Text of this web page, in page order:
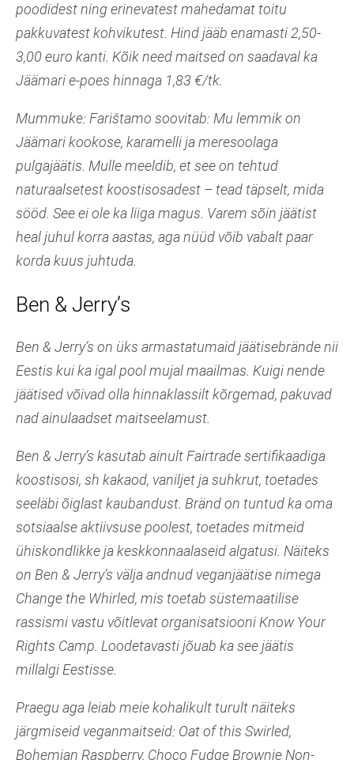
poodidest ning erinevatest mahedamat toitu
pakkuvatest kohvikutest. Hind jääb enamasti 2,50-
3,00 euro kanti. Kõik need maitsed on saadaval ka
Jäämari e-poes hinnaga 1,83 €/tk.
Mummuke: Farištamo soovitab: Mu lemmik on
Jäämari kookose, karamelli ja meresoolaga
pulgajäätis. Mulle meeldib, et see on tehtud
naturaalsetest koostisosadest – tead täpselt, mida
sööd. See ei ole ka liiga magus. Varem sõin jäätist
heal juhul korra aastas, aga nüüd võib vabalt paar
korda kuus juhtuda.
Ben & Jerry’s
Ben & Jerry’s on üks armastatumaid jäätisebrände nii
Eestis kui ka igal pool mujal maailmas. Kuigi nende
jäätised võivad olla hinnaklassilt kõrgemad, pakuvad
nad ainulaadset maitseelamust.
Ben & Jerry’s kasutab ainult Fairtrade sertifikaadiga
koostisosi, sh kakaod, vaniljet ja suhkrut, toetades
seeläbi õiglast kaubandust. Bränd on tuntud ka oma
sotsiaalse aktiivsuse poolest, toetades mitmeid
ühiskondlikke ja keskkonnaalaseid algatusi. Näiteks
on Ben & Jerry’s välja andnud veganjäätise nimega
Change the Whirled, mis toetab süstemaatilise
rassismi vastu võitlevat organisatsiooni Know Your
Rights Camp. Loodetavasti jõuab ka see jäätis
millalgi Eestisse.
Praegu aga leiab meie kohalikult turult näiteks
järgmiseid veganmaitseid: Oat of this Swirled,
Bohemian Raspberry, Choco Fudge Brownie Non-